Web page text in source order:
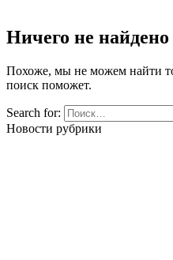
Ничего не найдено
Похоже, мы не можем найти
поиск поможет.
Search for:
Новости рубрики